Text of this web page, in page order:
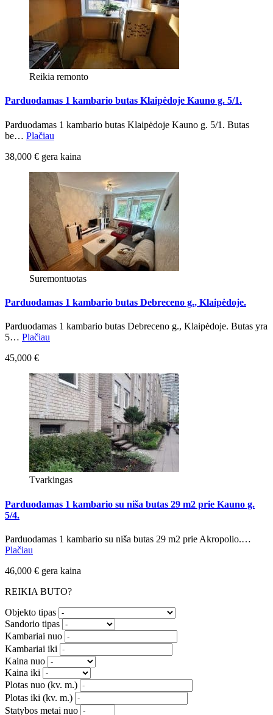
Reikia remonto
Parduodamas 1 kambario butas Klaipėdoje Kauno g. 5/1.
Parduodamas 1 kambario butas Klaipėdoje Kauno g. 5/1. Butas
be… Plačiau
38,000 € gera kaina
Suremontuotas
Parduodamas 1 kambario butas Debreceno g., Klaipėdoje.
Parduodamas 1 kambario butas Debreceno g., Klaipėdoje. Butas yra
5… Plačiau
45,000 €
Tvarkingas
Parduodamas 1 kambario su niša butas 29 m2 prie Kauno g.
5/4.
Parduodamas 1 kambario su niša butas 29 m2 prie Akropolio.…
Plačiau
46,000 € gera kaina
REIKIA BUTO?
Objekto tipas
Sandorio tipas
Kambariai nuo
Kambariai iki
Kaina nuo
Kaina iki
Plotas nuo (kv. m.)
Plotas iki (kv. m.)
Statybos metai nuo